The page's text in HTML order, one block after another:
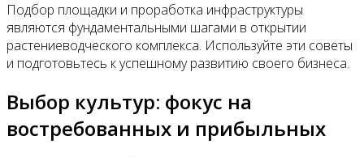
Подбор площадки и проработка инфраструктуры
являются фундаментальными шагами в открытии
растениеводческого комплекса. Используйте эти советы
и подготовьтесь к успешному развитию своего бизнеса.
Выбор культур: фокус на
востребованных и прибыльных